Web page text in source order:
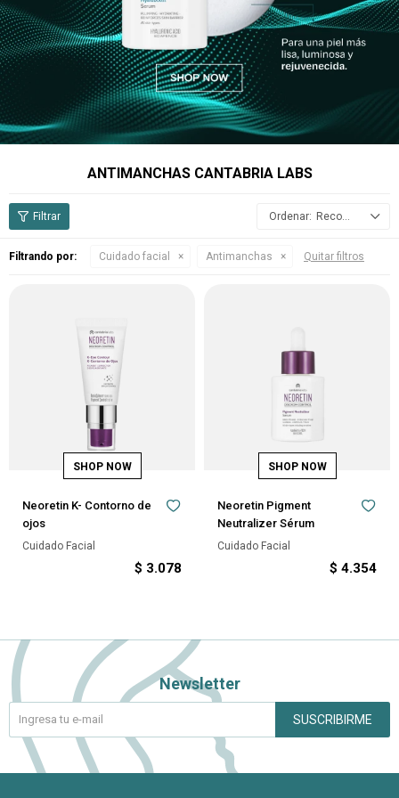
ANTIMANCHAS CANTABRIA LABS
Recomendados
Filtrando por: Cuidado facial Antimanchas Quitar filtros
Neoretin K- Contorno de
ojos
Cuidado Facial
$ 3.078
Neoretin Pigment
Neutralizer Sérum
Cuidado Facial
$ 4.354
Newsletter
SUSCRIBIRME